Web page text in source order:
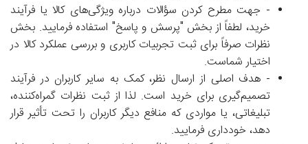
- جهت مطرح کردن سؤالات درباره ویژگی‌های کالا یا فرآیند
خرید، لطفاً از بخش "پرسش و پاسخ" استفاده فرمایید. بخش
نظرات صرفاً برای ثبت تجربیات کاربری و بررسی عملکرد کالا در
اختیار شماست.
- هدف اصلی از ارسال نظر، کمک به سایر کاربران در فرآیند
تصمیم‌گیری برای خرید است. لذا از ثبت نظرات گمراه‌کننده،
تبلیغاتی، یا مواردی که منافع دیگر کاربران را تحت تأثیر قرار
دهد، خودداری فرمایید.